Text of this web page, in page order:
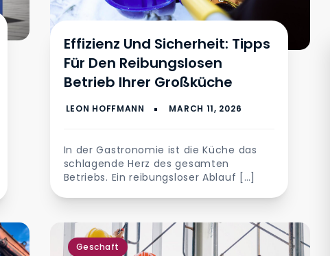
Effizienz Und Sicherheit: Tipps
Für Den Reibungslosen
Betrieb Ihrer Großküche
In der Gastronomie ist die Küche das
schlagende Herz des gesamten
Betriebs. Ein reibungsloser Ablauf […]
Geschaft